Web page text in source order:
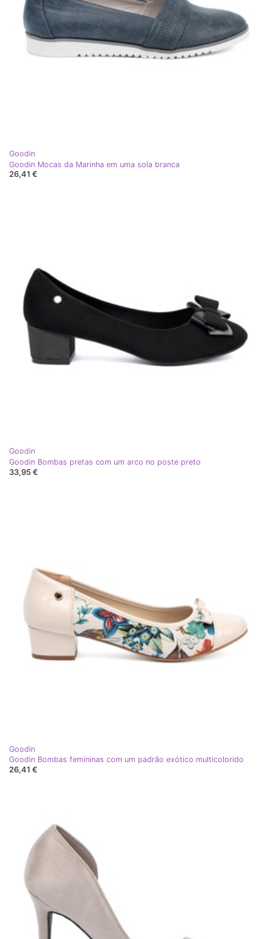
Goodin
Goodin Mocas da Marinha em uma sola branca
26,41 €
Goodin
Goodin Bombas pretas com um arco no poste preto
33,95 €
Goodin
Goodin Bombas femininas com um padrão exótico multicolorido
26,41 €